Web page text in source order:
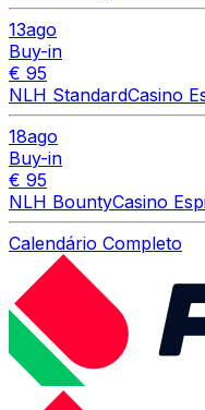
13ago
Buy-in
€ 95
NLH StandardCasino
18ago
Buy-in
€ 95
NLH BountyCasino
Calendário Completo